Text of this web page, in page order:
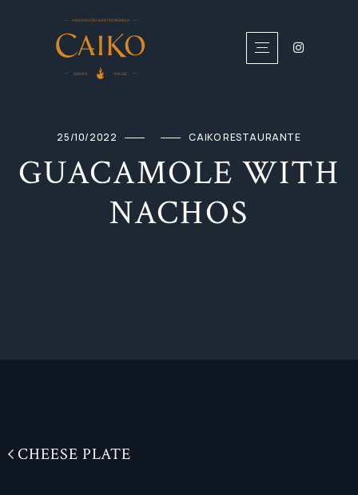
25/10/2022 CAIKO RESTAURANTE
GUACAMOLE WITH
NACHOS
CHEESE PLATE